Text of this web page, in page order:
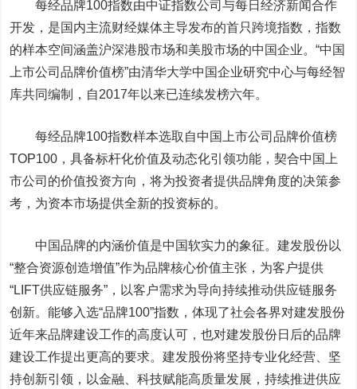
每经品牌100指数由中证指数公司与每日经济新闻合作
开发，是国内主流财经媒体主导发布的首只跨境指数，指数
的样本空间涵盖沪深港股市场和美股市场的中国企业。“中国
上市公司品牌价值榜”由清华大学中国企业研究中心与每经智
库共同编制，自2017年以来已连续发榜六年。
每经品牌100指数样本选取自中国上市公司品牌价值榜
TOP100，具备标杆化价值及动态化引领功能，契合中国上
市公司的价值投资方向，将为投资者提供品牌角度的决策参
考，为资本市场提供全新的投资标的。
中国品牌的内涵价值是中国软实力的象征。建发股份以
“整合资源创造增值”作为品牌核心价值主张，为客户提供
“LIFT供应链服务”，以客户需求为导向持续推动供应链服务
创新。能够入选“品牌100”指数，体现了社会各界对建发股份
近年来品牌建设工作的高度认可，也对建发股份日后的品牌
建设工作提出更高的要求。建发股份将坚持专业化经营、坚
持创新引领，以金融、科技赋能高质量发展，持续推进供应